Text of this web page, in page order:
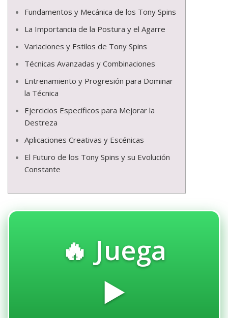
Fundamentos y Mecánica de los Tony Spins
La Importancia de la Postura y el Agarre
Variaciones y Estilos de Tony Spins
Técnicas Avanzadas y Combinaciones
Entrenamiento y Progresión para Dominar
la Técnica
Ejercicios Específicos para Mejorar la
Destreza
Aplicaciones Creativas y Escénicas
El Futuro de los Tony Spins y su Evolución
Constante
🔥 Juega
▶️